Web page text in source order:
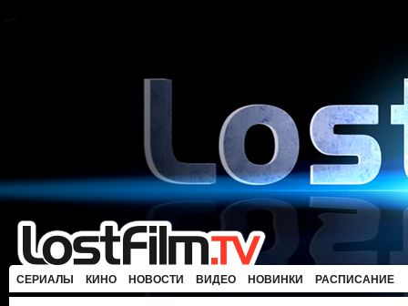
СЕРИАЛЫ КИНО НОВОСТИ ВИДЕО НОВИНКИ РАСПИСАНИЕ